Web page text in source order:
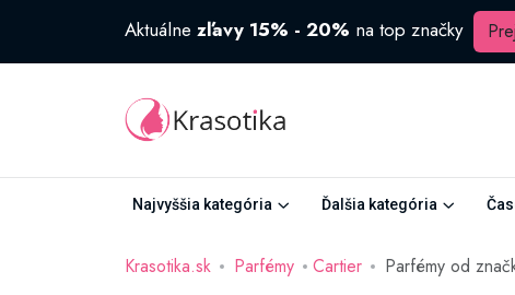
Aktuálne zľavy 15% - 20% na top značky
Najvyššia kategória Ďalšia kategória
Krasotika.sk Parfémy Cartier Parfémy od